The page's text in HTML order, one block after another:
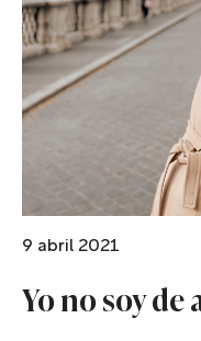
9 abril 2021
Yo no soy de